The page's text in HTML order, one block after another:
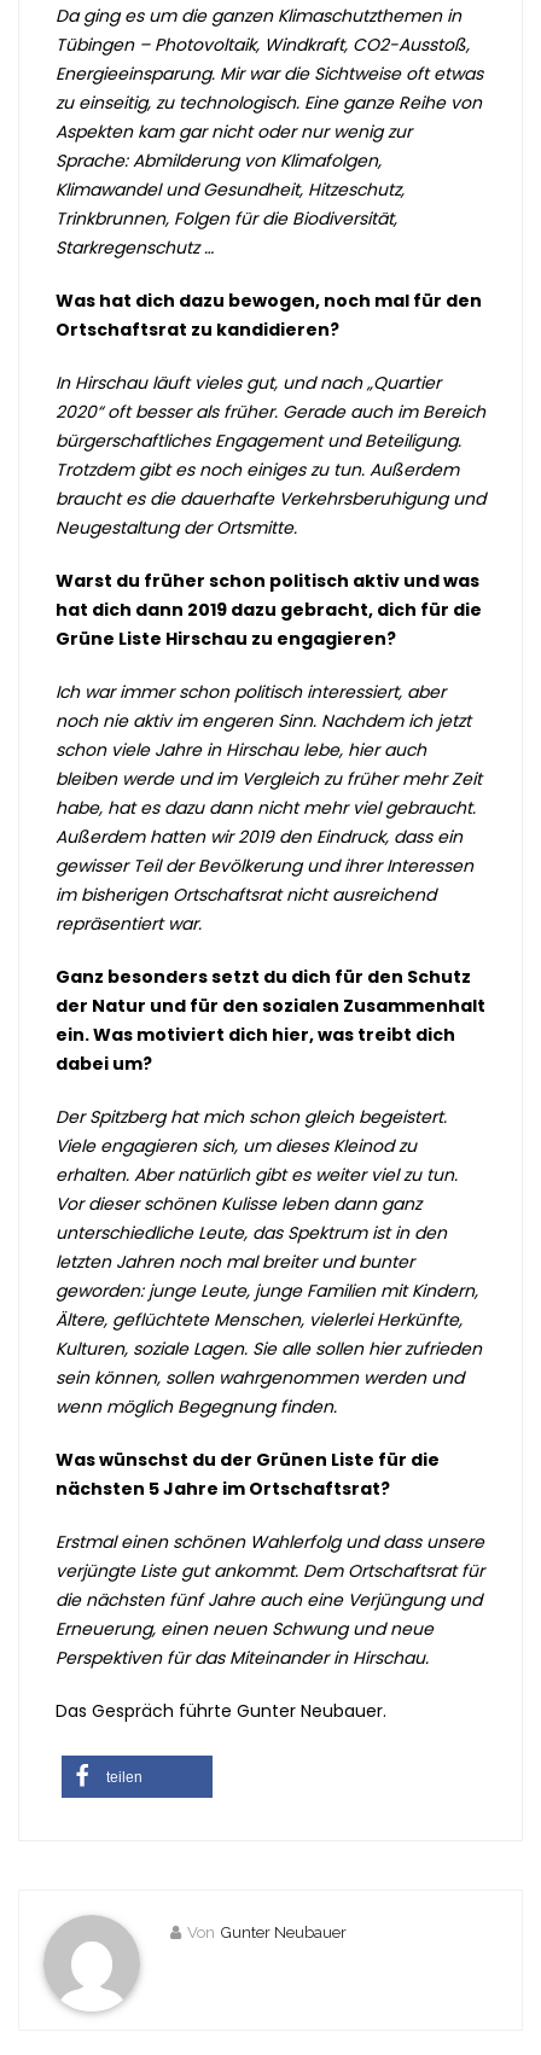
Da ging es um die ganzen Klimaschutzthemen in
Tübingen – Photovoltaik, Windkraft, CO2-Ausstoß,
Energieeinsparung. Mir war die Sichtweise oft etwas
zu einseitig, zu technologisch. Eine ganze Reihe von
Aspekten kam gar nicht oder nur wenig zur
Sprache: Abmilderung von Klimafolgen,
Klimawandel und Gesundheit, Hitzeschutz,
Trinkbrunnen, Folgen für die Biodiversität,
Starkregenschutz …
Was hat dich dazu bewogen, noch mal für den
Ortschaftsrat zu kandidieren?
In Hirschau läuft vieles gut, und nach „Quartier
2020“ oft besser als früher. Gerade auch im Bereich
bürgerschaftliches Engagement und Beteiligung.
Trotzdem gibt es noch einiges zu tun. Außerdem
braucht es die dauerhafte Verkehrsberuhigung und
Neugestaltung der Ortsmitte.
Warst du früher schon politisch aktiv und was
hat dich dann 2019 dazu gebracht, dich für die
Grüne Liste Hirschau zu engagieren?
Ich war immer schon politisch interessiert, aber
noch nie aktiv im engeren Sinn. Nachdem ich jetzt
schon viele Jahre in Hirschau lebe, hier auch
bleiben werde und im Vergleich zu früher mehr Zeit
habe, hat es dazu dann nicht mehr viel gebraucht.
Außerdem hatten wir 2019 den Eindruck, dass ein
gewisser Teil der Bevölkerung und ihrer Interessen
im bisherigen Ortschaftsrat nicht ausreichend
repräsentiert war.
Ganz besonders setzt du dich für den Schutz
der Natur und für den sozialen Zusammenhalt
ein. Was motiviert dich hier, was treibt dich
dabei um?
Der Spitzberg hat mich schon gleich begeistert.
Viele engagieren sich, um dieses Kleinod zu
erhalten. Aber natürlich gibt es weiter viel zu tun.
Vor dieser schönen Kulisse leben dann ganz
unterschiedliche Leute, das Spektrum ist in den
letzten Jahren noch mal breiter und bunter
geworden: junge Leute, junge Familien mit Kindern,
Ältere, geflüchtete Menschen, vielerlei Herkünfte,
Kulturen, soziale Lagen. Sie alle sollen hier zufrieden
sein können, sollen wahrgenommen werden und
wenn möglich Begegnung finden.
Was wünschst du der Grünen Liste für die
nächsten 5 Jahre im Ortschaftsrat?
Erstmal einen schönen Wahlerfolg und dass unsere
verjüngte Liste gut ankommt. Dem Ortschaftsrat für
die nächsten fünf Jahre auch eine Verjüngung und
Erneuerung, einen neuen Schwung und neue
Perspektiven für das Miteinander in Hirschau.
Das Gespräch führte Gunter Neubauer.
teilen
Von Gunter Neubauer